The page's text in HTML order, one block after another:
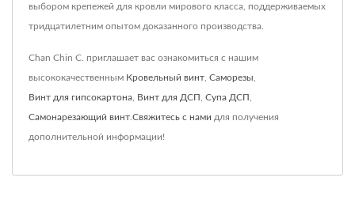
выбором крепежей для кровли мирового класса, поддерживаемых
тридцатилетним опытом доказанного производства.
Chan Chin C. приглашает вас ознакомиться с нашим
высококачественным Кровельный винт Саморезы
Винт для гипсокартона Винт для ДСП Супа ДСП
Самонарезающий винт Свяжитесь с нами для получения
дополнительной информации!